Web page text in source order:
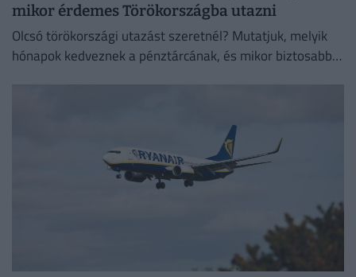
mikor érdemes Törökországba utazni
Olcsó törökországi utazást szeretnél? Mutatjuk, melyik
hónapok kedveznek a pénztárcának, és mikor biztosabb a